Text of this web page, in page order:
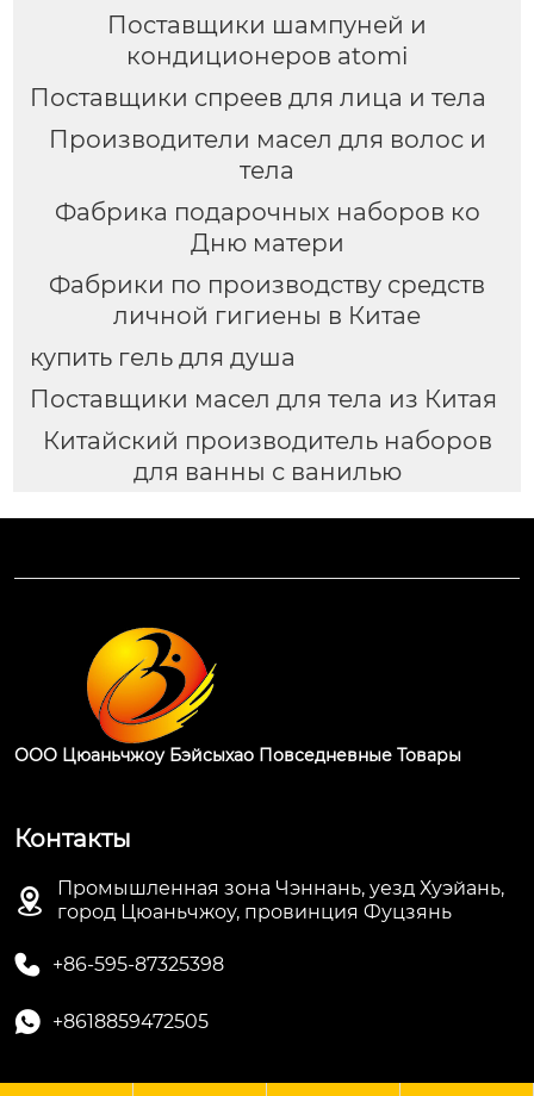
Поставщики шампуней и
кондиционеров atomi
Поставщики спреев для лица и тела
Производители масел для волос и
тела
Фабрика подарочных наборов ко
Дню матери
Фабрики по производству средств
личной гигиены в Китае
купить гель для душа
Поставщики масел для тела из Китая
Китайский производитель наборов
для ванны с ванилью
ООО Цюаньчжоу Бэйсыхао Повседневные Товары
Контакты

Промышленная зона Чэннань, уезд Хуэйань,
город Цюаньчжоу, провинция Фуцзянь
 +86-595-87325398
 +8618859472505